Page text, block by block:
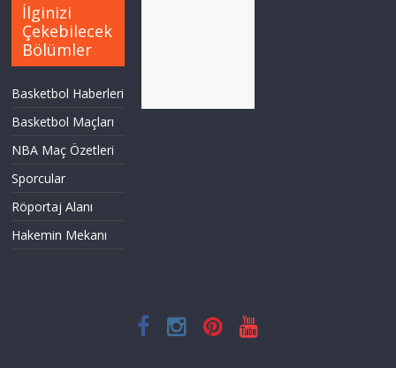
İlginizi
Çekebilecek
Bölümler
Basketbol Haberleri
Basketbol Maçları
NBA Maç Özetleri
Sporcular
Röportaj Alanı
Hakemin Mekanı